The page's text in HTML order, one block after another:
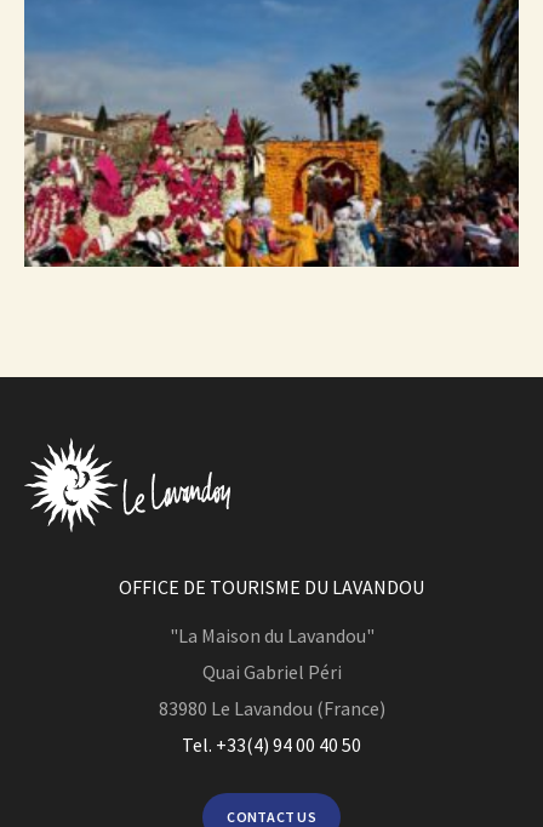
OFFICE DE TOURISME DU LAVANDOU
"La Maison du Lavandou"
Quai Gabriel Péri
83980 Le Lavandou (France)
Tel. +33(4) 94 00 40 50
CONTACT US